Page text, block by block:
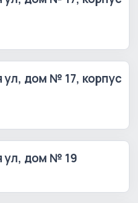
ул, дом № 17, корпус
ул, дом № 19